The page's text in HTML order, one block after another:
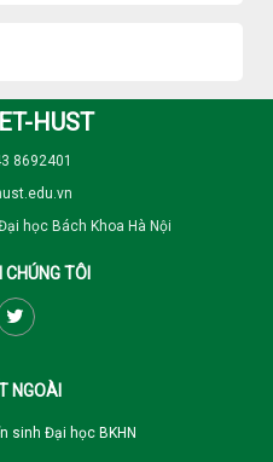
HUST
8692401
học Bách Khoa Hà Nội
CHÚNG TÔI
NGOÀI
sinh Đại học BKHN